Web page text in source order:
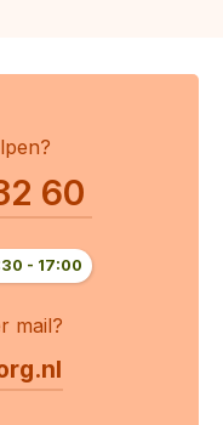
60
- 17:00
mail?